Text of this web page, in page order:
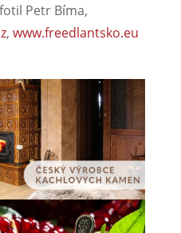
Petr Bíma,
, www.freedlantsko.eu